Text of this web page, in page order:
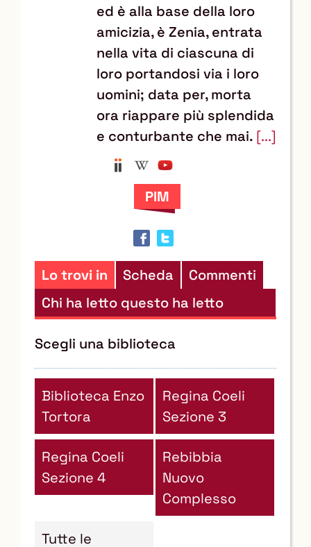
il
documento
risorse
AnobiiWikipedia
ed è alla base della loro
amicizia, è Zenia, entrata
nella vita di ciascuna di
loro portandosi via i loro
uomini; data per, morta
ora riappare più splendida
e conturbante che mai. [...]
Lo trovi in Scheda
Commenti
Chi ha letto questo ha letto
Scegli una biblioteca
Biblioteca Enzo
Tortora
Regina Coeli
Sezione 3
Regina Coeli
Sezione 4
Rebibbia
Nuovo
Complesso
Tutte le